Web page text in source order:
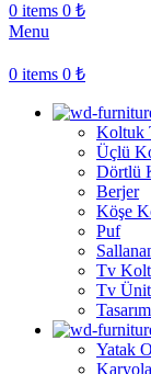
0 items 0 ₺
Menu
0 items 0 ₺
Koltuk
Üçlü
Dörtlü
Berjer
Köşe
Puf
Tv
Tv
Yatak
Karyola